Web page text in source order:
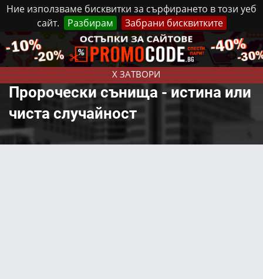
Ние използваме бисквитки за сърфирането в този уеб
сайт.
Разбирам Забрани бисквитките
X ЗАТВОРИ
Неделя, 9 Август, 2026 Реклама Контакти
Пророчески сънища - истина или
чиста случайност